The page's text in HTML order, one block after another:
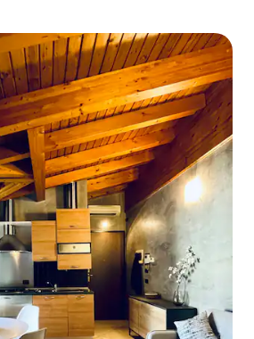
快的替代传统的公
湖导航船，从卡沃
的方向，从那里步
目的地。 我强烈推
，独立移动，因为
和出租车都不方
Giuditta Pasta为几
在公园里建造了
室绘画，朱迪塔的
学院在米兰;咖啡
天凉爽;木制剧院，
著名哲学家的孙子
别墅前的湖区淹死在
前。 后来，他的女
一块墓碑。 在
参观1865年去世
墓。